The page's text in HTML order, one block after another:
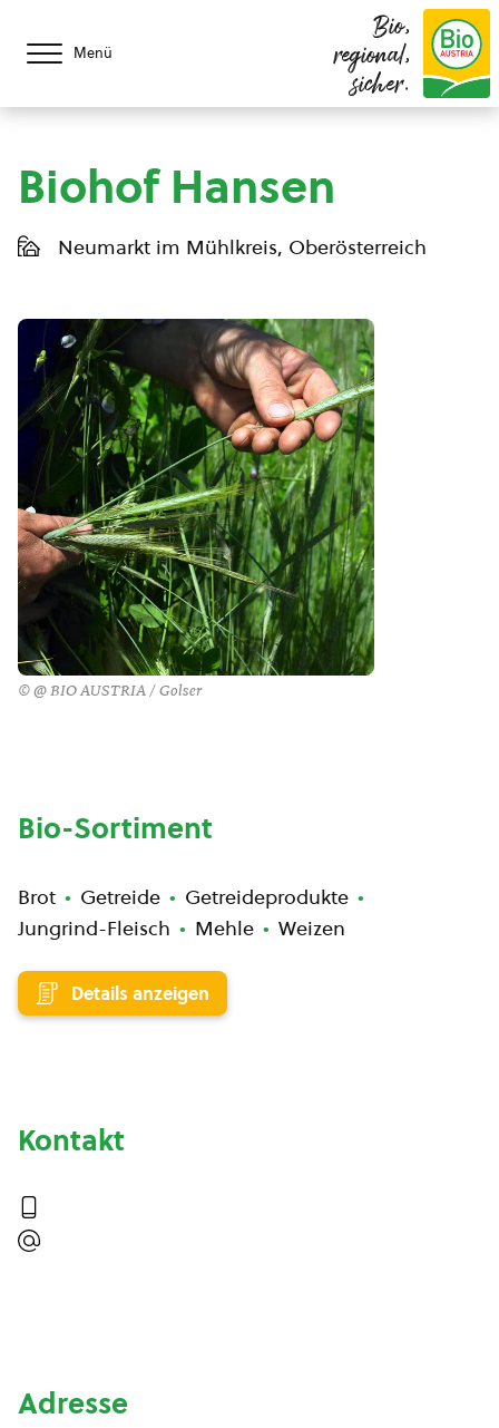
Menü
Bio,
regional,
sicher.
Biohof Hansen
Neumarkt im Mühlkreis, Oberösterreich
© @ BIO AUSTRIA / Golser
Bio-Sortiment
Brot Getreide
Getreideprodukte
Jungrind-Fleisch
Mehle Weizen
Details anzeigen
Kontakt
Adresse